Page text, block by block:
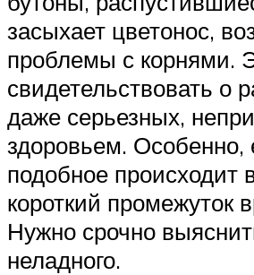
засыхает цветонос,
проблемы с корнями.
свидетельствовать о
даже серьезных,
здоровьем. Особенно,
подобное происходит
короткий промежуток
Нужно срочно
неладного.